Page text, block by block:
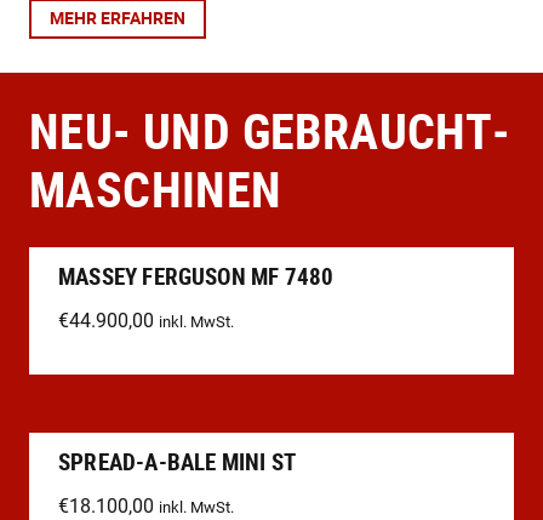
MEHR ERFAHREN
NEU- UND GEBRAUCHT­
MASCHINEN
MASSEY FERGUSON MF 7480
€44.900,00 inkl. MwSt.
SPREAD-A-BALE MINI ST
€18.100,00 inkl. MwSt.